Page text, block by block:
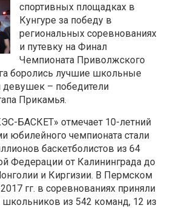
спортивных площадках в
Кунгуре за победу в
региональных соревнованиях
и путевку на Финал
Чемпионата Приволжского
боролись лучшие школьные
– победители
Прикамья.
БАСКЕТ» отмечает 10-летний
юбилейного чемпионата стали
баскетболистов из 64
Федерации от Калининграда до
и Киргизии. В Пермском
гг. в соревнованиях приняли
школьников из 542 команд, 12 из